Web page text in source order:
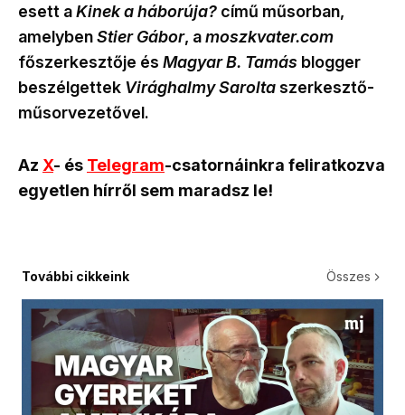
esett aKinek a háborúja? című műsorban,
amelybenStier Gábor, amoszkvater.com
főszerkesztője és Magyar B. Tamás blogger
beszélgettek Virághalmy Saroltaszerkesztő-
műsorvezetővel.
Az X- és Telegram-csatornáinkra feliratkozva
egyetlen hírről sem maradsz le!
További cikkeink Összes